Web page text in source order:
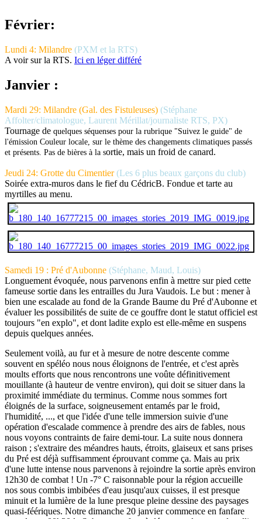
Février:
Lundi 4: Milandre (PXM et la RTS)
A voir sur la RTS. Ici en léger différé
Janvier :
Mardi 29: Milandre (Gal. des Fistuleuses) (Stéphane
Affolter/climatologue, Laurent Mérillat/journaliste RTS, PX)
Tournage de quelques séquenses pour la rubrique "Suivez le guide" de
l'émission Couleur locale, sur le thème des changements climatiques passés
et présents. Pas de bières à la sortie, mais un froid de canard.
Jeudi 24: Grotte du Cimentier (Les 6 plus beaux garçons du club)
Soirée extra-muros dans le fief du CédricB. Fondue et tarte au
myrtilles au menu.
Samedi 19 : Pré d'Aubonne (Stéphane, Maud, Louis)
Longuement évoquée, nous parvenons enfin à mettre sur pied cette
fameuse sortie dans les entrailles du Jura Vaudois. Le but : mener à
bien une escalade au fond de la Grande Baume du Pré d'Aubonne et
évaluer les possibilités de suite de ce gouffre dont le statut officiel est
toujours "en explo", et dont ladite explo est elle-même en suspens
depuis quelques années.
Seulement voilà, au fur et à mesure de notre descente comme
souvent en spéléo nous nous éloignons de l'entrée, et c'est après
moults efforts que nous rencontrons une voûte définitivement
mouillante (à hauteur de ventre environ), qui doit se situer dans la
proximité immédiate du terminus. Comme nous sommes fort
éloignés de la surface, soigneusement entamés par le froid,
l'humidité, ..., et que l'idée d'une telle immersion suivie d'une
opération d'escalade commence à prendre des airs de fables, nous
nous voyons contraints de faire demi-tour. La suite nous donnera
raison ; s'extraire des méandres hauts, étroits, glaiseux et sans prises
du Pré est déjà suffisamment éprouvant comme ça. Mais au prix
d'une lutte intense nous parvenons à rejoindre la sortie après environ
12h30 de combat ! Un -7° C raisonnable pour la région accueille
nos sous combis imbibées d'eau jusqu'aux cuisses, il est presque
minuit et la lumière de la lune presque pleine dessine des paysages
quasi-féériques. Notre dimanche 20 janvier commence en fanfare